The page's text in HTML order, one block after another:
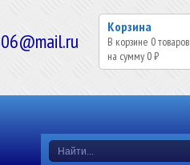
Корзина
В корзине 0товаров
на сумму 0 ₽